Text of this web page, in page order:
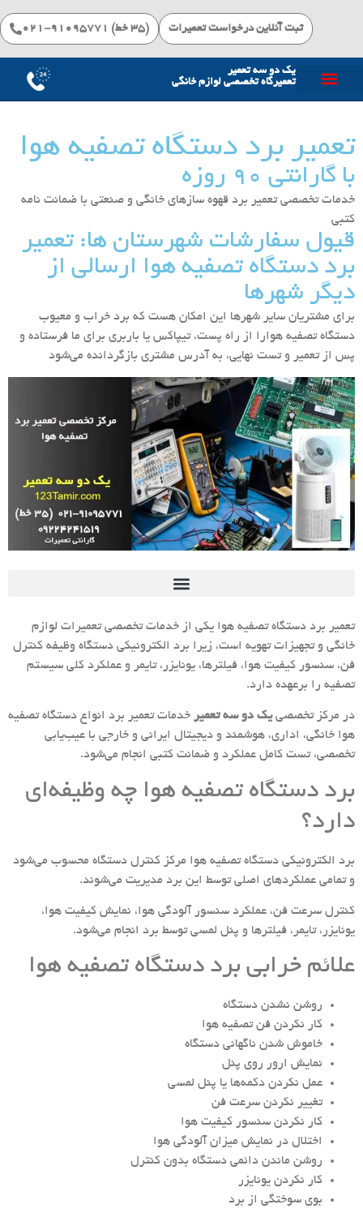
(۳۵ خط) 91095771-021 ثبت آنلاین درخواست تعمیرات
یک دو سه تعمیر
تعمیرگاه تخصصی لوازم خانگی
تعمیر برد دستگاه تصفیه هوا
با گارانتی ۹۰ روزه
خدمات تخصصی تعمیر برد قهوه سازهای خانگی و صنعتی با ضمانت نامه
کتبی
قیول سفارشات شهرستان ها: تعمیر
برد دستگاه تصفیه هوا ارسالی از
دیگر شهرها
برای مشتریان سایر شهرها این امکان هست که برد خراب و معیوب
دستگاه تصفیه هوارا از راه پست، تیپاکس یا باربری برای ما فرستاده و
پس از تعمیر و تست نهایی، به آدرس مشتری بازگردانده می‌شود
تعمیر برد دستگاه تصفیه هوا یکی از خدمات تخصصی تعمیرات لوازم
خانگی و تجهیزات تهویه است، زیرا برد الکترونیکی دستگاه وظیفه کنترل
فن، سنسور کیفیت هوا، فیلترها، یونایزر، تایمر و عملکرد کلی سیستم
تصفیه را برعهده دارد.
در مرکز تخصصییک دو سه تعمیر خدمات تعمیر برد انواع دستگاه تصفیه
هوا خانگی، اداری، هوشمند و دیجیتال ایرانی و خارجی با عیب‌یابی
تخصصی، تست کامل عملکرد و ضمانت کتبی انجام می‌شود.
برد دستگاه تصفیه هوا چه وظیفه‌ای
دارد؟
برد الکترونیکی دستگاه تصفیه هوا مرکز کنترل دستگاه محسوب می‌شود
و تمامی عملکردهای اصلی توسط این برد مدیریت می‌شوند.
کنترل سرعت فن، عملکرد سنسور آلودگی هوا، نمایش کیفیت هوا،
یونایزر، تایمر، فیلترها و پنل لمسی توسط برد انجام می‌شود.
علائم خرابی برد دستگاه تصفیه هوا
روشن نشدن دستگاه
کار نکردن فن تصفیه هوا
خاموش شدن ناگهانی دستگاه
نمایش ارور روی پنل
عمل نکردن دکمه‌ها یا پنل لمسی
تغییر نکردن سرعت فن
کار نکردن سنسور کیفیت هوا
اختلال در نمایش میزان آلودگی هوا
روشن ماندن دائمی دستگاه بدون کنترل
کار نکردن یونایزر
بوی سوختگی از برد